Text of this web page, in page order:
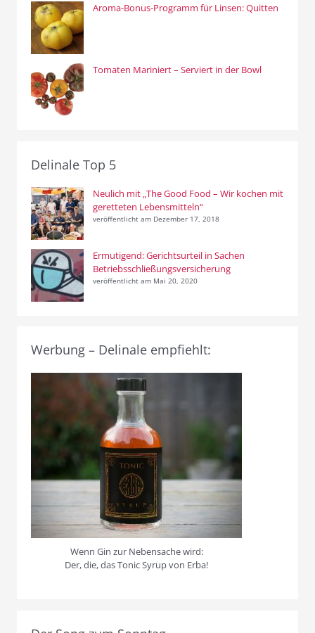
Aroma-Bonus-Programm für Linsen: Quitten
Tomaten Mariniert – Serviert in der Bowl
Delinale Top 5
Neulich mit „The Good Food – Wir kochen mit
geretteten Lebensmitteln“
veröffentlicht am Dezember 17, 2018
Ermutigend: Gerichtsurteil in Sachen
Betriebsschließungsversicherung
veröffentlicht am Mai 20, 2020
Werbung – Delinale empfiehlt:
Wenn Gin zur Nebensache wird:
Der, die, das Tonic Syrup von Erba!